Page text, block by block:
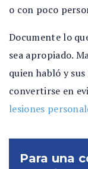
o con poco
Documente lo
sea apropiado.
quien habló y
convertirse en
lesiones
Para una